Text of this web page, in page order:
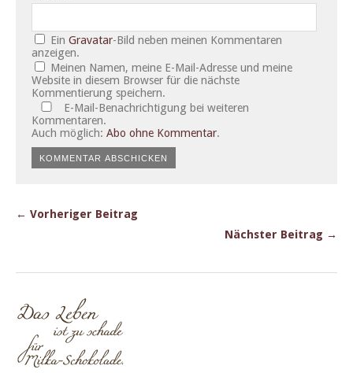
EinGravatar-Bild neben meinen Kommentaren
anzeigen.
Meinen Namen, meine E-Mail-Adresse und meine
Website in diesem Browser für die nächste
Kommentierung speichern.
E-Mail-Benachrichtigung bei weiteren
Kommentaren.
Auch möglich: Abo ohne Kommentar.
← Vorheriger Beitrag
Nächster Beitrag →